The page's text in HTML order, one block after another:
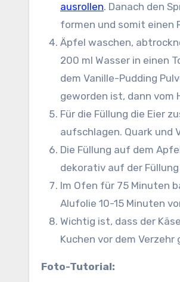
ausrollen. Danach den
formen und somit einen
Äpfel waschen,
200 ml Wasser in einen
dem Vanille-Pudding
geworden ist, dann vom
Für die Füllung die Eier
aufschlagen. Quark und
Die Füllung auf dem
dekorativ auf der
Im Ofen für 75 Minuten
Alufolie 10-15 Minuten
Wichtig ist, dass der
Kuchen vor dem
Foto-Tutorial: